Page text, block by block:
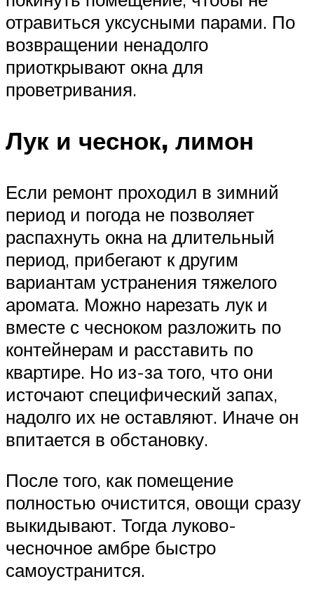
отравиться уксусными парами. По
возвращении ненадолго
приоткрывают окна для
проветривания.
Лук и чеснок, лимон
Если ремонт проходил в зимний
период и погода не позволяет
распахнуть окна на длительный
период, прибегают к другим
вариантам устранения тяжелого
аромата. Можно нарезать лук и
вместе с чесноком разложить по
контейнерам и расставить по
квартире. Но из-за того, что они
источают специфический запах,
надолго их не оставляют. Иначе он
впитается в обстановку.
После того, как помещение
полностью очистится, овощи сразу
выкидывают. Тогда луково-
чесночное амбре быстро
самоустранится.